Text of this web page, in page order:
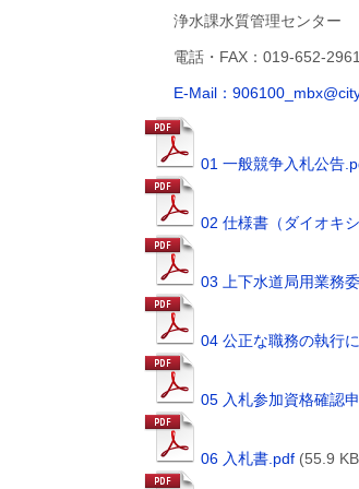
浄水課水質管理センター
電話・FAX：019-652-2961
E-Mail：
01 一般競争入札公告
02 仕様書（ダイオキ
03 上下水道局用業務
04 公正な職務の執行
05 入札参加資格確認
06 入札書.pdf (55.9